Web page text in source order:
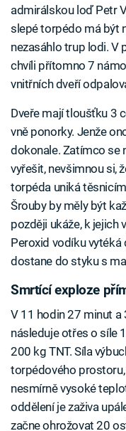
admirálskou loď Petr
slepé torpédo má být
nezasáhlo trup lodi. V
chvíli přítomno 7
vnitřních dveří
Dveře mají tloušťku 3
vně ponorky. Jenže
dokonale. Zatímco se
vyřešit, nevšimnou si,
torpéda uniká
Šrouby by měly být
později ukáže, k jejich
Peroxid vodíku vytéká
dostane do styku s
Smrtící exploze
V 11 hodin 27 minut a
následuje otřes o síle
200 kg TNT. Síla
torpédového
nesmírně vysoké
oddělení je zaživa
začne ohrožovat 20